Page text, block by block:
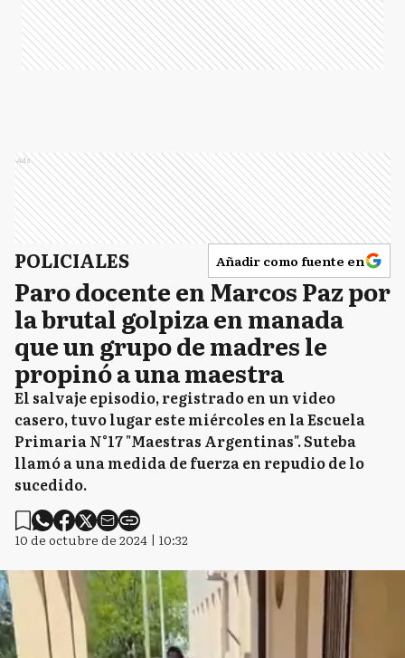
Ads
POLICIALES Añadir como fuente en
Paro docente en Marcos Paz por
la brutal golpiza en manada
que un grupo de madres le
propinó a una maestra
El salvaje episodio, registrado en un video
casero, tuvo lugar este miércoles en la Escuela
Primaria N°17 "Maestras Argentinas". Suteba
llamó a una medida de fuerza en repudio de lo
sucedido.
10 de octubre de 2024 | 10:32